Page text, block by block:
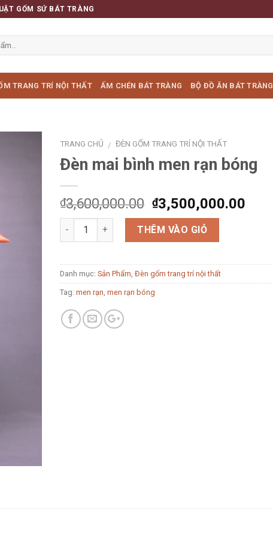
GỐM SỨ BÁT TRÀNG
TRANG TRÍ NỘI THẤT ẤM CHÉN BÁT TRÀNG BỘ ĐỒ ĂN BÁT TRÀNG
TRANG CHỦ / ĐÈN GỐM TRANG TRÍ NỘI THẤT
Đèn mai bình men rạn bóng
₫3,600,000.00 ₫3,500,000.00
Số lượng THÊM VÀO GIỎ
Danh mục:Sản Phẩm ,Đèn gốm trang trí nội thất
Tag:men rạn ,men rạn bóng